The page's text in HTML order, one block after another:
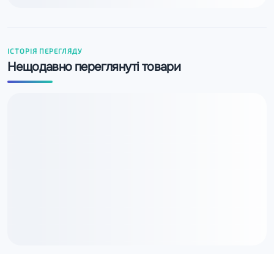
ІСТОРІЯ ПЕРЕГЛЯДУ
Нещодавно переглянуті товари